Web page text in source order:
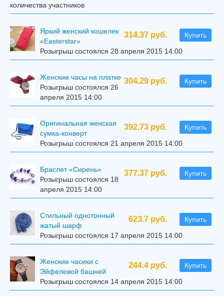
количества участников
314.37 руб. Купить
Яркий женский кошелек
«Easterstar»
Розыгрыш состоялся 28 апреля 2015 14:00
304.29 руб. Купить
Женские часы на платке
Розыгрыш состоялся 26
апреля 2015 14:00
392.73 руб. Купить
Оригинальная женская
сумка-конверт
Розыгрыш состоялся 21 апреля 2015 14:00
377.37 руб. Купить
Браслет «Сирень»
Розыгрыш состоялся 18
апреля 2015 14:00
623.7 руб. Купить
Стильный однотонный
жатый шарф
Розыгрыш состоялся 17 апреля 2015 14:00
244.4 руб. Купить
Женские часики с
Эйфелевой башней
Розыгрыш состоялся 14 апреля 2015 14:00